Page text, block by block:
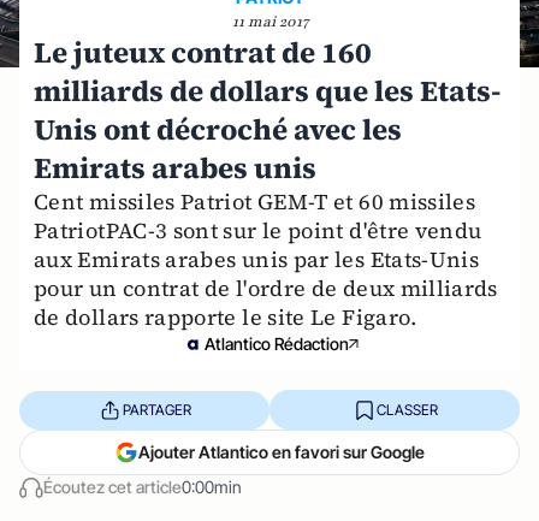
11 mai 2017
Le juteux contrat de 160
milliards de dollars que les Etats-
Unis ont décroché avec les
Emirats arabes unis
Cent missiles Patriot GEM-T et 60 missiles
PatriotPAC-3 sont sur le point d'être vendu
aux Emirats arabes unis par les Etats-Unis
pour un contrat de l'ordre de deux milliards
de dollars rapporte le site Le Figaro.
Atlantico Rédaction
Écoutez cet article0:00min
PARTAGER CLASSER
Ajouter Atlantico en favori sur Google